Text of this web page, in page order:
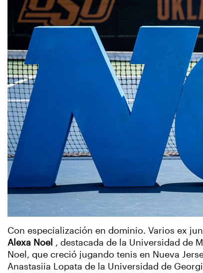
Con especialización en dominio. Varios ex
Alexa Noel , destacada de la Universidad de
Noel, que creció jugando tenis en Nueva
Anastasiia Lopata de la Universidad de